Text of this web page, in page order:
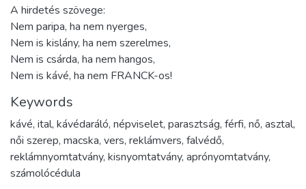
A hirdetés szövege:
Nem paripa, ha nem nyerges,
Nem is kislány, ha nem szerelmes,
Nem is csárda, ha nem hangos,
Nem is kávé, ha nem FRANCK-os!
Keywords
kávé, ital, kávédaráló, népviselet, parasztság, férfi, nő, asztal,
női szerep, macska, vers, reklámvers, falvédő,
reklámnyomtatvány, kisnyomtatvány, aprónyomtatvány,
számolócédula